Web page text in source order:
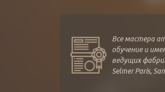
Все мастера
обучение и
ведущих
Selmer Paris,